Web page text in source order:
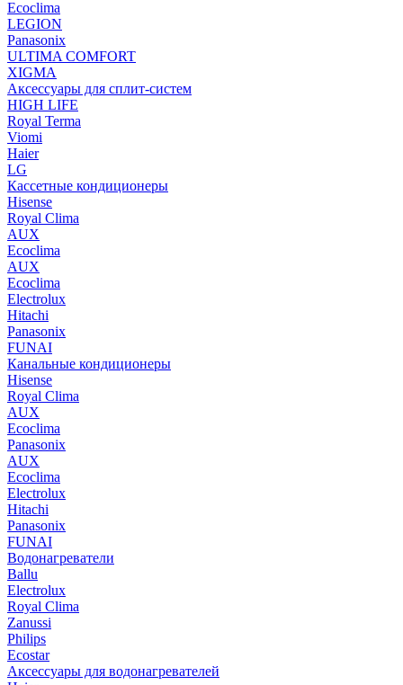
Ecoclima
LEGION
Panasonix
ULTIMA COMFORT
XIGMA
Аксессуары для сплит-систем
HIGH LIFE
Royal Terma
Viomi
Haier
LG
Кассетные кондиционеры
Hisense
Royal Clima
AUX
Ecoclima
AUX
Ecoclima
Electrolux
Hitachi
Panasonix
FUNAI
Канальные кондиционеры
Hisense
Royal Clima
AUX
Ecoclima
Panasonix
AUX
Ecoclima
Electrolux
Hitachi
Panasonix
FUNAI
Водонагреватели
Ballu
Electrolux
Royal Clima
Zanussi
Philips
Ecostar
Аксессуары для водонагревателей